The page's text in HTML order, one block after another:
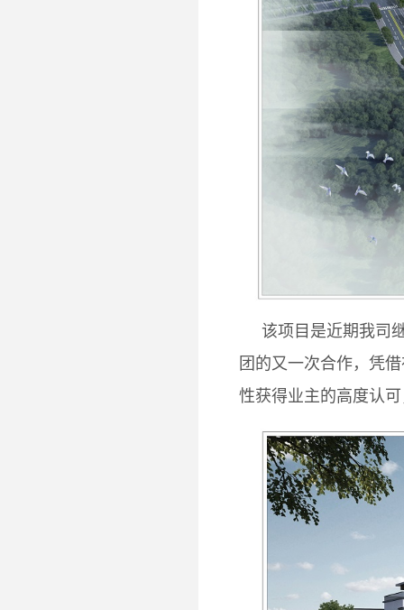
该项目是近期我司继
团的又一次合作，凭
性获得业主的高度认